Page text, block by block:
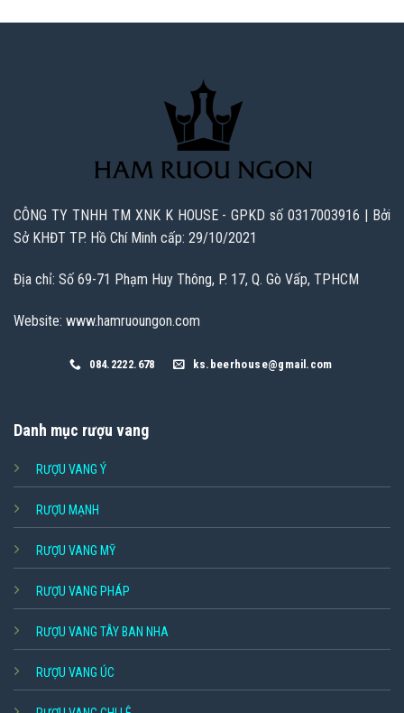
CÔNG TY TNHH TM XNK K HOUSE - GPKD số 0317003916 | Bởi
Sở KHĐT TP. Hồ Chí Minh cấp: 29/10/2021
Địa chỉ: Số 69-71 Phạm Huy Thông, P. 17, Q. Gò Vấp, TPHCM
Website: www.hamruoungon.com
084.2222.678 ks.beerhouse@gmail.com
Danh mục rượu vang
RƯỢU VANG Ý
RƯỢU MẠNH
RƯỢU VANG MỸ
RƯỢU VANG PHÁP
RƯỢU VANG TÂY BAN NHA
RƯỢU VANG ÚC